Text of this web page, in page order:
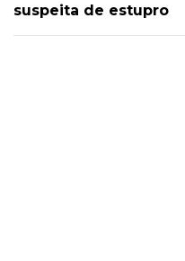
suspeita de estupro